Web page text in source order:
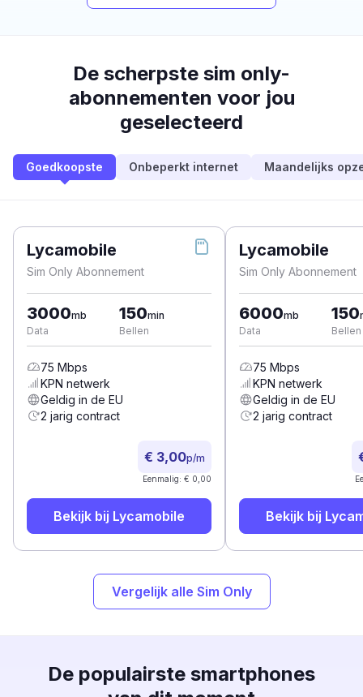
De scherpste sim only-
abonnementen voor jou
geselecteerd
Goedkoopste Onbeperkt internet Maandelijks
Lycamobile
Sim Only Abonnement
3000mb
Data
150min
Bellen
75 Mbps
KPN netwerk
Geldig in de EU
2 jarig contract
€ 3,00p/m
Eenmalig: € 0,00
Bekijk bij Lycamobile
Lycamobile
Sim Only Abonnement
6000mb
Data
150
Bellen
75 Mbps
KPN netwerk
Geldig in de EU
2 jarig contract
Bekijk bij
Vergelijk alle Sim Only
De populairste smartphones